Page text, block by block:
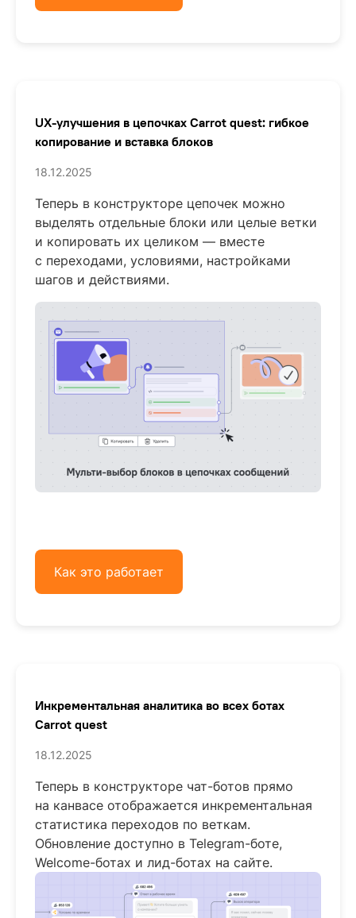
UX-улучшения в цепочках Carrot quest: гибкое
копирование и вставка блоков
18.12.2025
Теперь в конструкторе цепочек можно
выделять отдельные блоки или целые ветки
и копировать их целиком — вместе
с переходами, условиями, настройками
шагов и действиями.
Как это работает
Инкрементальная аналитика во всех ботах
Carrot quest
18.12.2025
Теперь в конструкторе чат-ботов прямо
на канвасе отображается инкрементальная
статистика переходов по веткам.
Обновление доступно в Telegram-боте,
Welcome-ботах и лид-ботах на сайте.